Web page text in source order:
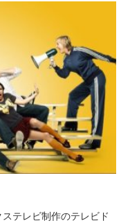
テレビ制作のテレビド